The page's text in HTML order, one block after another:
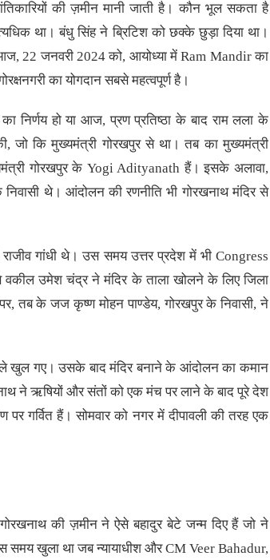
की ज़मीन मानी जाती है। कौन भूल सकता है
था। बंधु सिंह ने ब्रिटिश को छक्के छुड़ा दिया था।
आज, 22 जनवरी 2024 को, आयोध्या में Ram Mandir का
का योगदान सबसे महत्वपूर्ण है।
निर्णय हो या आज, प्रण प्रतिष्ठा के बाद राम लला के
जो कि मुख्यमंत्री गोरखपुर से था। तब का मुख्यमंत्री
गोरखपुर के Yogi Adityanath हैं। इसके अलावा,
थे। आंदोलन की रणनीति भी गोरखनाथ मंदिर से
गांधी थे। उस समय उत्तर प्रदेश में भी Congress
वकील उमेश चंद्र ने मंदिर के ताला खोलने के लिए जिला
तब के जज कृष्ण मोहन पाण्डेय, गोरखपुर के निवासी, ने
खुल गए। उसके बाद मंदिर बनाने के आंदोलन का कमान
ने ऋषियों और संतों को एक मंच पर लाने के बाद पूरे देश
पर गर्वित हैं। सोमवार को नगर में दीपावली की तरह एक
की ज़मीन ने ऐसे बहादुर बेटे जन्म दिए हैं जो ने
समय खुला था जब न्यायाधीश और CM Veer Bahadur,